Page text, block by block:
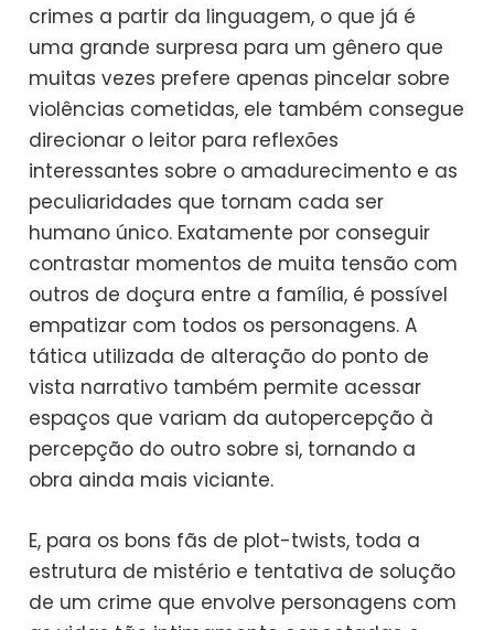
crimes a partir da linguagem, o que já é
uma grande surpresa para um gênero que
muitas vezes prefere apenas pincelar sobre
violências cometidas, ele também consegue
direcionar o leitor para reflexões
interessantes sobre o amadurecimento e as
peculiaridades que tornam cada ser
humano único. Exatamente por conseguir
contrastar momentos de muita tensão com
outros de doçura entre a família, é possível
empatizar com todos os personagens. A
tática utilizada de alteração do ponto de
vista narrativo também permite acessar
espaços que variam da autopercepção à
percepção do outro sobre si, tornando a
obra ainda mais viciante.
E, para os bons fãs de plot-twists, toda a
estrutura de mistério e tentativa de solução
de um crime que envolve personagens com